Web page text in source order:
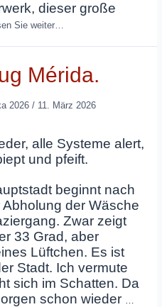
dieser große
Sie weiter…
Mérida.
2026/ 11. März 2026
alle Systeme alert,
und pfeift.
beginnt nach
der Wäsche
Zwar zeigt
33 Grad, aber
Lüftchen. Es ist
Stadt. Ich vermute
sich im Schatten. Da
schon wieder